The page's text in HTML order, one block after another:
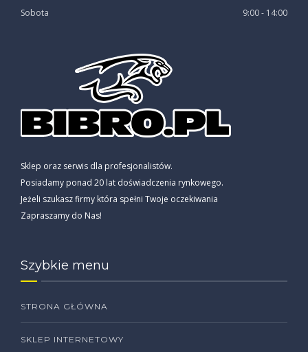
Sobota 9:00 - 14:00
Sklep oraz serwis dla profesjonalistów.
Posiadamy ponad 20 lat doświadczenia rynkowego.
Jeżeli szukasz firmy która spełni Twoje oczekiwania
Zapraszamy do Nas!
Szybkie menu
STRONA GŁÓWNA
SKLEP INTERNETOWY